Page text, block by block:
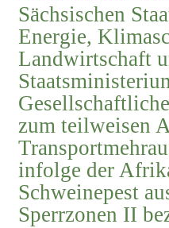
Sächsischen
Energie,
Landwirtschaft
zum teilweisen
infolge der
Schweinepest
Sperrzonen II